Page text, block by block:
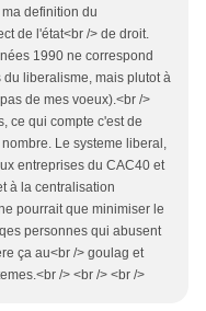
definition du
de l'état<br /> de droit.
1990 ne correspond
liberalisme, mais plutot à
de mes voeux).<br />
ce qui compte c'est de
Le systeme liberal,
entreprises du CAC40 et
à la centralisation
pourrait que minimiser le
personnes qui abusent
ça au<br /> goulag et
/> <br /> <br />